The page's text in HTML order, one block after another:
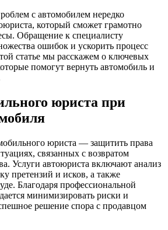
с автомобилем нередко
, который сможет грамотно
Обращение к специалисту
ошибок и ускорить процесс
статье мы расскажем о ключевых
помогут вернуть автомобиль и
юриста при
юриста — защитить права
связанных с возвратом
Услуги автоюриста включают анализ
претензий и исков, а также
Благодаря профессиональной
минимизировать риски и
решение спора с продавцом